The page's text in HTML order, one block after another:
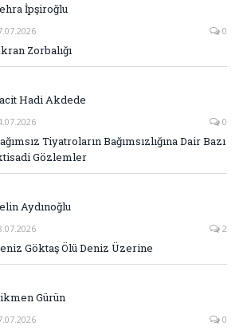
İpşiroğlu
0
Zorbalığı
Hadi Akdede
0
Tiyatroların Bağımsızlığına Dair Bazı
Gözlemler
Aydınoğlu
2
Göktaş Ölü Deniz Üzerine
Gürün
0